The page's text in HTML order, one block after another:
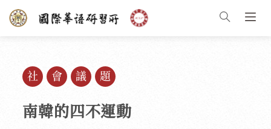
社會議題
南韓的四不運動